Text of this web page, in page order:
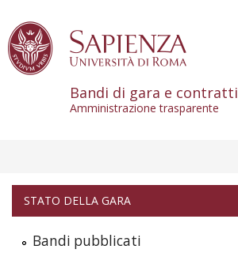
Bandi di gara e contratti
Amministrazione trasparente
STATO DELLA GARA
Bandi pubblicati